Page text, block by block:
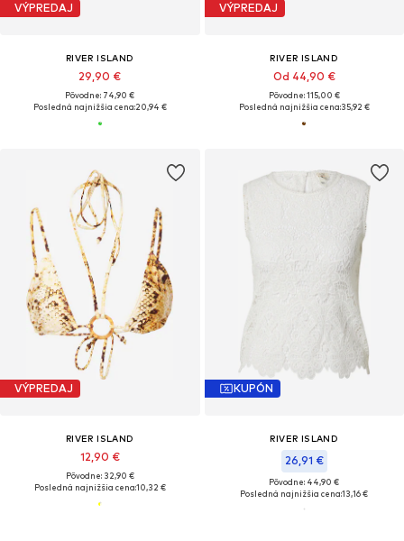
VÝPREDAJ
RIVER ISLAND
29,90 €
Pôvodne: 74,90 €
Posledná najnižšia cena:20,94 €
VÝPREDAJ
RIVER ISLAND
Od 44,90 €
Pôvodne: 115,00 €
Posledná najnižšia cena:35,92 €
VÝPREDAJ
RIVER ISLAND
12,90 €
Pôvodne: 32,90 €
Posledná najnižšia cena:10,32 €
KUPÓN
RIVER ISLAND
26,91 €
Pôvodne: 44,90 €
Posledná najnižšia cena:13,16 €